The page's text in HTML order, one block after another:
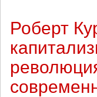
«Три
анархиста:
Мост
и
Роберт